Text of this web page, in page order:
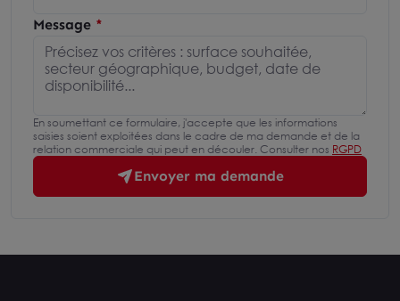
Message
En soumettant ce formulaire, j'accepte que les informations
saisies soient exploitées dans le cadre de ma demande et de la
relation commerciale qui peut en découler. Consulter nos RGPD
Envoyer ma demande